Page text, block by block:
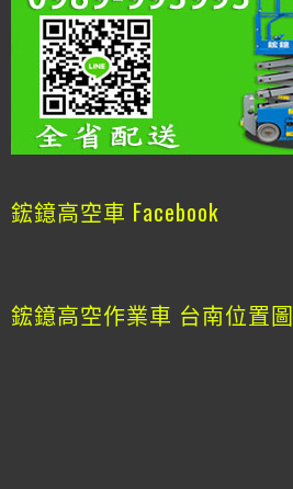
鋐鐿高空車 Facebook
鋐鐿高空作業車 台南位置圖